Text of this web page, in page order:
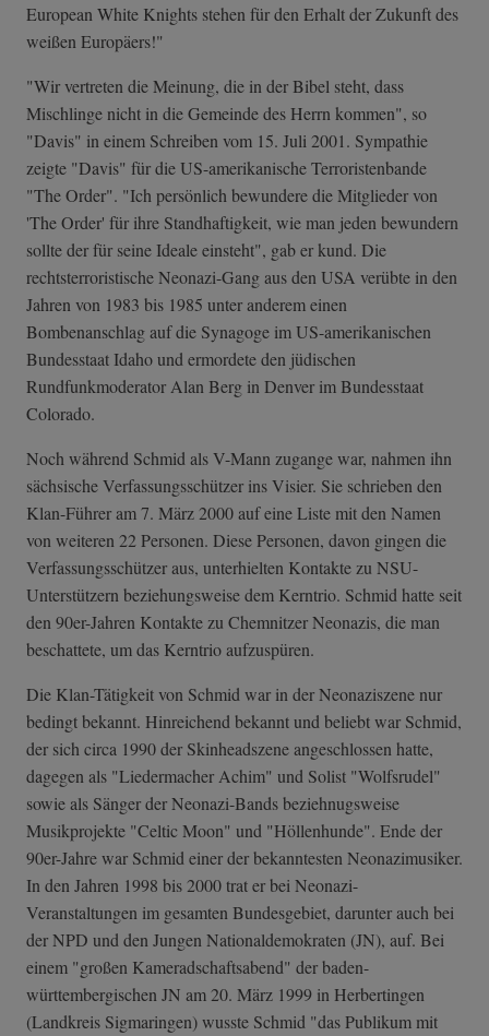
European White Knights stehen für den Erhalt der Zukunft des
weißen Europäers!"
"Wir vertreten die Meinung, die in der Bibel steht, dass
Mischlinge nicht in die Gemeinde des Herrn kommen", so
"Davis" in einem Schreiben vom 15. Juli 2001. Sympathie
zeigte "Davis" für die US-amerikanische Terroristenbande
"The Order". "Ich persönlich bewundere die Mitglieder von
'The Order' für ihre Standhaftigkeit, wie man jeden bewundern
sollte der für seine Ideale einsteht", gab er kund. Die
rechtsterroristische Neonazi-Gang aus den USA verübte in den
Jahren von 1983 bis 1985 unter anderem einen
Bombenanschlag auf die Synagoge im US-amerikanischen
Bundesstaat Idaho und ermordete den jüdischen
Rundfunkmoderator Alan Berg in Denver im Bundesstaat
Colorado.
Noch während Schmid als V-Mann zugange war, nahmen ihn
sächsische Verfassungsschützer ins Visier. Sie schrieben den
Klan-Führer am 7. März 2000 auf eine Liste mit den Namen
von weiteren 22 Personen. Diese Personen, davon gingen die
Verfassungsschützer aus, unterhielten Kontakte zu NSU-
Unterstützern beziehungsweise dem Kerntrio. Schmid hatte seit
den 90er-Jahren Kontakte zu Chemnitzer Neonazis, die man
beschattete, um das Kerntrio aufzuspüren.
Die Klan-Tätigkeit von Schmid war in der Neonaziszene nur
bedingt bekannt. Hinreichend bekannt und beliebt war Schmid,
der sich circa 1990 der Skinheadszene angeschlossen hatte,
dagegen als "Liedermacher Achim" und Solist "Wolfsrudel"
sowie als Sänger der Neonazi-Bands beziehnugsweise
Musikprojekte "Celtic Moon" und "Höllenhunde". Ende der
90er-Jahre war Schmid einer der bekanntesten Neonazimusiker.
In den Jahren 1998 bis 2000 trat er bei Neonazi-
Veranstaltungen im gesamten Bundesgebiet, darunter auch bei
der NPD und den Jungen Nationaldemokraten (JN), auf. Bei
einem "großen Kameradschaftsabend" der baden-
württembergischen JN am 20. März 1999 in Herbertingen
(Landkreis Sigmaringen) wusste Schmid "das Publikum mit